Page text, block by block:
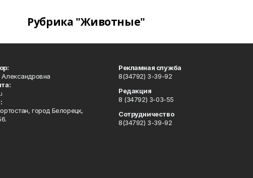
Рубрика "Животные"
город Белорецк,
Рекламная служба
8(34792) 3-39-92
Редакция
8 (34792) 3-03-55
Сотрудничество
8(34792) 3-39-92